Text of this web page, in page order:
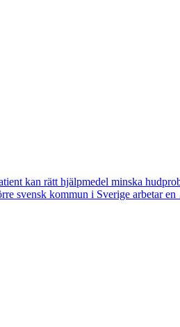
kan rätt hjälpmedel minska
svensk kommun i Sverige arbetar